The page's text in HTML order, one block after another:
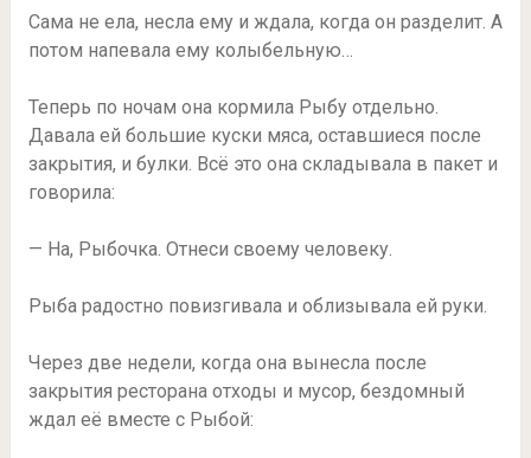
Сама не ела, несла ему и ждала, когда он разделит. А
потом напевала ему колыбельную…
Теперь по ночам она кормила Рыбу отдельно.
Давала ей большие куски мяса, оставшиеся после
закрытия, и булки. Всё это она складывала в пакет и
говорила:
— На, Рыбочка. Отнеси своему человеку.
Рыба радостно повизгивала и облизывала ей руки.
Через две недели, когда она вынесла после
закрытия ресторана отходы и мусор, бездомный
ждал её вместе с Рыбой: